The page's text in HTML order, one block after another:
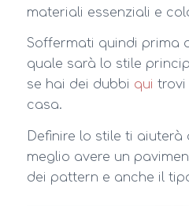
materiali essenziali e
Soffermati quindi prima
quale sarà lo stile
se hai dei dubbi qui trovi
casa.
Definire lo stile ti
meglio avere un
dei pattern e anche il